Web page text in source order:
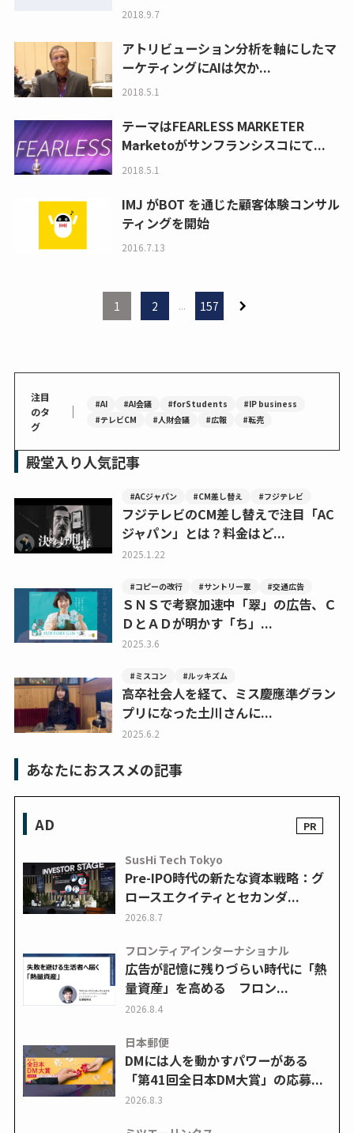
2018.9.7
アトリビューション分析を軸にしたマ
ーケティングにAIは欠か...
2018.5.1
テーマはFEARLESS MARKETER
――Marketoがサンフランシスコにて...
2018.5.1
IMJ がBOT を通じた顧客体験コンサル
ティングを開始
2016.7.13
1 2 ... 157
注目
のタ
グ
｜ #AI #AI会議 #forStudents
#IP business
#テレビCM
#人財会議 #広報 #転売
殿堂入り人気記事
#ACジャパン #CM差し替え #フジテレビ
フジテレビのCM差し替えで注目「AC
ジャパン」とは？料金はど...
2025.1.22
#コピーの改行 #サントリー翠 #交通広告
ＳＮＳで考察加速中「翠」の広告、Ｃ
ＤとＡＤが明かす「ち」...
2025.3.6
#ミスコン #ルッキズム
高卒社会人を経て、ミス慶應準グラン
プリになった土川さんに...
2025.6.2
あなたにおススメの記事
AD
SusHi Tech Tokyo
Pre-IPO時代の新たな資本戦略：グ
ロースエクイティとセカンダ...
2026.8.7
フロンティアインターナショナル
広告が記憶に残りづらい時代に「熱
量資産」を高める フロン...
2026.8.4
日本郵便
DMには人を動かすパワーがある
「第41回全日本DM大賞」の応募...
2026.8.3